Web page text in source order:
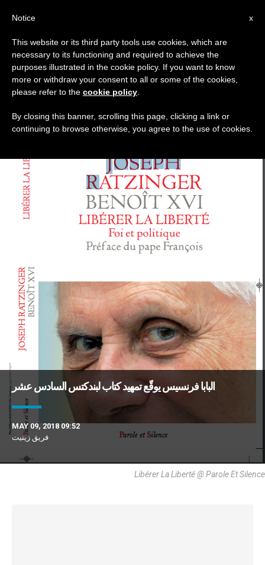
TAG
Posts Tagged ‘تمهيد’
DERNIÈRES NOUVELLES
البابا فرنسيس يوقّع تمهيد كتاب لبندكتس السادس عشر
MAY 09, 2018 09:52
فريق زينيت
Libérer La Liberté @ Parole Et Silence
x
Notice
This website or its third party tools use cookies, which are
necessary to its functioning and required to achieve the
purposes illustrated in the cookie policy. If you want to know
more or withdraw your consent to all or some of the cookies,
please refer to the cookie policy
By closing this banner, scrolling this page, clicking a link or
continuing to browse otherwise, you agree to the use of cookies.